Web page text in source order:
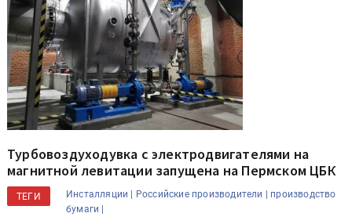
Турбовоздуходувка с электродвигателями на
магнитной левитации запущена на Пермском ЦБК
ТЕГИ Инсталляции | Российские производители | производство
бумаги |